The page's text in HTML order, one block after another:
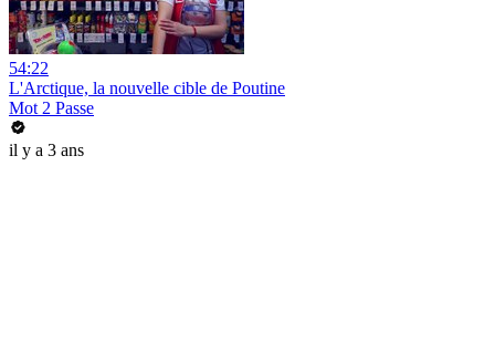
54:22
L'Arctique, la nouvelle cible de Poutine
Mot 2 Passe
il y a 3 ans